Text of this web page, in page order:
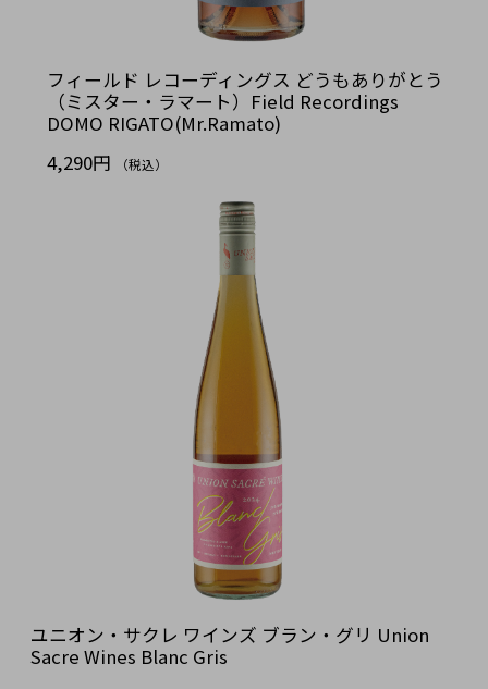
フィールド レコーディングス どうもありがとう
（ミスター・ラマート）Field Recordings
DOMO RIGATO(Mr.Ramato)
4,290円
（税込）
ユニオン・サクレ ワインズ ブラン・グリ Union
Sacre Wines Blanc Gris